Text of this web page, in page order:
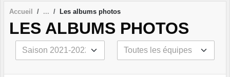
Accueil Les albums photos
LES ALBUMS PHOTOS